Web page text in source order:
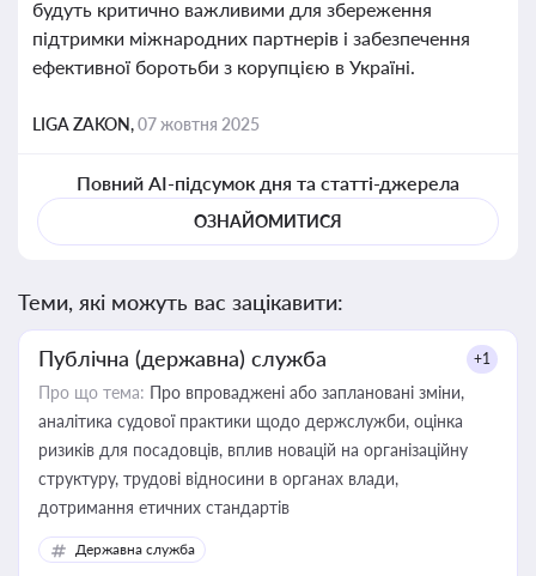
будуть критично важливими для збереження
підтримки міжнародних партнерів і забезпечення
ефективної боротьби з корупцією в Україні.
LIGA ZAKON,07 жовтня 2025
Повний AI-підсумок дня та статті-джерела
ОЗНАЙОМИТИСЯ
Теми, які можуть вас зацікавити:
Публічна (державна) служба +1
Про що тема: Про впроваджені або заплановані зміни,
аналітика судової практики щодо держслужби, оцінка
ризиків для посадовців, вплив новацій на організаційну
структуру, трудові відносини в органах влади,
дотримання етичних стандартів
Державна служба